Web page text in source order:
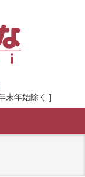
末年始除く ]